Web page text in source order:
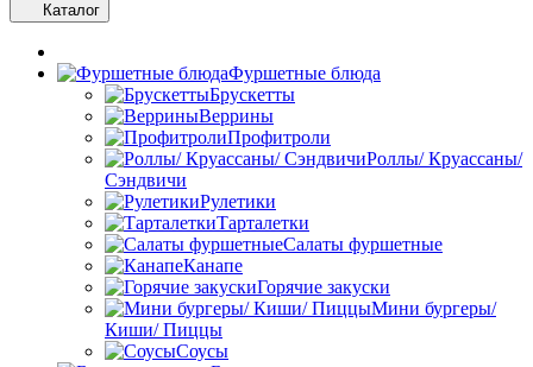
Каталог
Фуршетные блюда
Брускетты
Веррины
Профитроли
Роллы/ Круассаны/
Сэндвичи
Рулетики
Тарталетки
Салаты фуршетные
Канапе
Горячие закуски
Мини бургеры/
Киши/ Пиццы
Соусы